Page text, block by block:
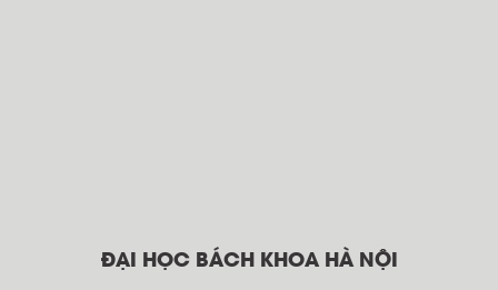
ĐẠI HỌC BÁCH KHOA HÀ NỘI